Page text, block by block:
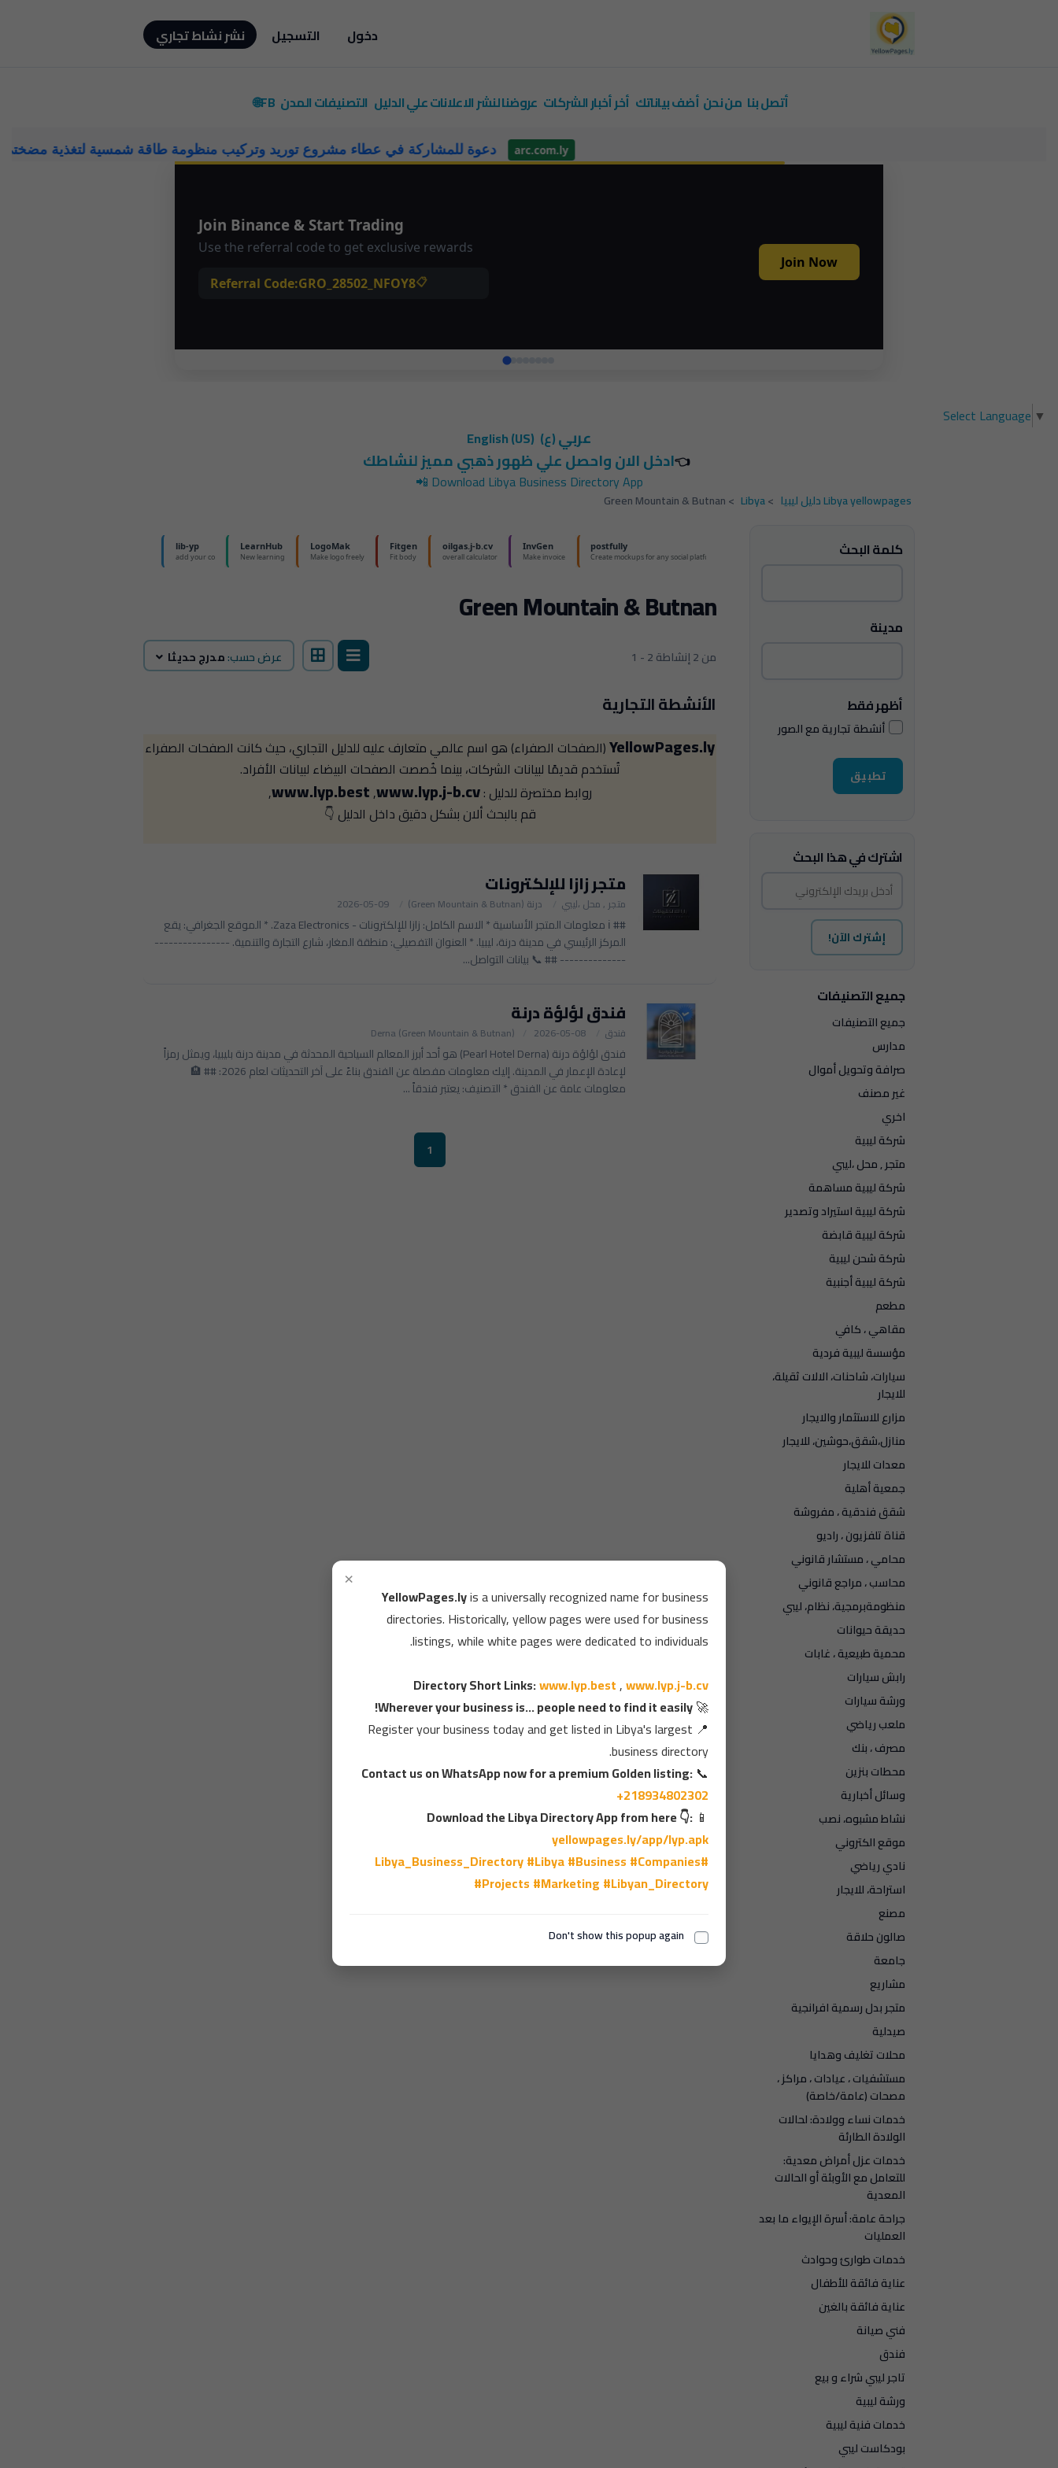
دخول التسجيل نشر نشاط تجاري
أتصل بنا من نحن أضف بياناتك أخر أخبار الشركات عروضنا لنشر الاعلانات علي الدليل التصنيفاتالمدن FB🌐
Select Language ▼
عربي(ع) English (US)
👈ادخل الان واحصل علي ظهور ذهبي مميز لنشاطك
📲 Download Libya Business Directory App
Libya yellowpages دليل ليبيا >
Libya
>
Green Mountain & Butnan
كلمة البحث
مدينة
أظهر فقط
أنشطة تجارية مع الصور
تطبيق
اشترك في هذا البحث
إشترك الآن!
جميع التصنيفات
جميع التصنيفات
مدارس
صرافة وتحويل أموال
غير مصنف
اخري
شركة ليبية
متجر , محل ،ليبي
شركة ليبية مساهمة
شركة ليبية استيراد وتصدير
شركة ليبية قابضة
شركة شحن ليبية
شركة ليبية أجنبية
مطعم
مقاهي ، كافي
مؤسسة ليبية فردية
سيارات، شاحنات، الالات ثقيلة،
للايجار
مزارع للاستثمار والايجار
منازل،شقق،حوشين، للايجار
معدات للايجار
جمعية أهلية
شقق فندقية ، مفروشة
قناة تلفزيون ، راديو
محامي ، مستشار قانوني
محاسب ، مراجع قانوني
منظومةبرمجية، نظام، ليبي
حديقة حيوانات
محمية طبيعية ، غابات
رابش سيارات
ورشة سيارات
ملعب رياضي
مصرف ، بنك
محطات بنزين
وسائل أخبارية
نشاط مشبوه، نصب
موقع الكتروني
نادي رياضي
استراحة، للايجار
مصنع
صالون حلاقة
جامعة
مشاريع
متجر بدل رسمية افرانجية
صيدلية
محلات تغليف وهدايا
مستشفيات ، عيادات ، مراكز ،
مصحات (عامة/خاصة)
خدمات نساء وولادة: لحالات
الولادة الطارئة
خدمات عزل أمراض معدية:
للتعامل مع الأوبئة أو الحالات
المعدية
جراحة عامة: أسرة الإيواء ما بعد
العمليات
خدمات طوارئ وحوادث
عناية فائقة للأطفال
عناية فائقة بالغين
فني صيانة
فندق
تاجر ليبي شراء و بيع
ورشة ليبية
خدمات فنية ليبية
بودكاست ليبي
Green Mountain & Butnan
1 - 2 من 2 إنشاطة عرض حسب:مدرج حديثا
الأنشطة التجارية
YellowPages.ly(الصفحات الصفراء) هو اسم عالمي متعارف عليه للدليل التجاري، حيث كانت الصفحات الصفراء
تُستخدم قديمًا لبيانات الشركات، بينما خُصصت الصفحات البيضاء لبيانات الأفراد.
روابط مختصرة للدليل :
www.lyp.best,www.lyp.j-b.cv
,
قم بالبحث ألان بشكل دقيق داخل الدليل 👇
متجر زازا للإلكترونات
متجر , محل ،ليبي درنة (Green Mountain & Butnan) 2026-05-09
## ℹ️ معلومات المتجر الأساسية * الاسم الكامل: زازا للإلكترونات - Zaza Electronics. * الموقع الجغرافي: يقع
المركز الرئيسي في مدينة درنة، ليبيا. * العنوان التفصيلي: منطقة المغار، شارع التجارة والتنمية. ----------------
-------------- ## 📞 بيانات التواصل...
فندق لؤلؤة درنة
فندق Derna (Green Mountain & Butnan) 2026-05-08
فندق لؤلؤة درنة (Pearl Hotel Derna) هو أحد أبرز المعالم السياحية المحدثة في مدينة درنة بليبيا، ويمثل رمزاً
لإعادة الإعمار في المدينة. إليك معلومات مفصلة عن الفندق بناءً على آخر التحديثات لعام 2026: ## 🏨
معلومات عامة عن الفندق * التصنيف: يعتبر فندقاً ...
1